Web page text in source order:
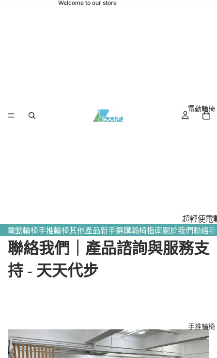
Welcome to our store
電動輪椅
超輕便電
輪椅｜全
熱賣
多功能電
手推輪椅
電動輪椅手推輪椅其他產品新手選購輪椅指南關於我們聯絡
聯絡我們｜產品諮詢與服務支
持 - 天天代步